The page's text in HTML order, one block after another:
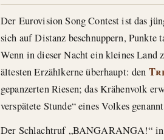
Der Eurovision Song Contest ist das
sich auf Distanz beschnuppern, Punkte
Wenn in dieser Nacht ein kleines Land
ältesten Erzählkerne überhaupt: den
gepanzerten Riesen; das Krähenvolk
verspätete Stunde“ eines Volkes
Der Schlachtruf „BANGARANGA!“